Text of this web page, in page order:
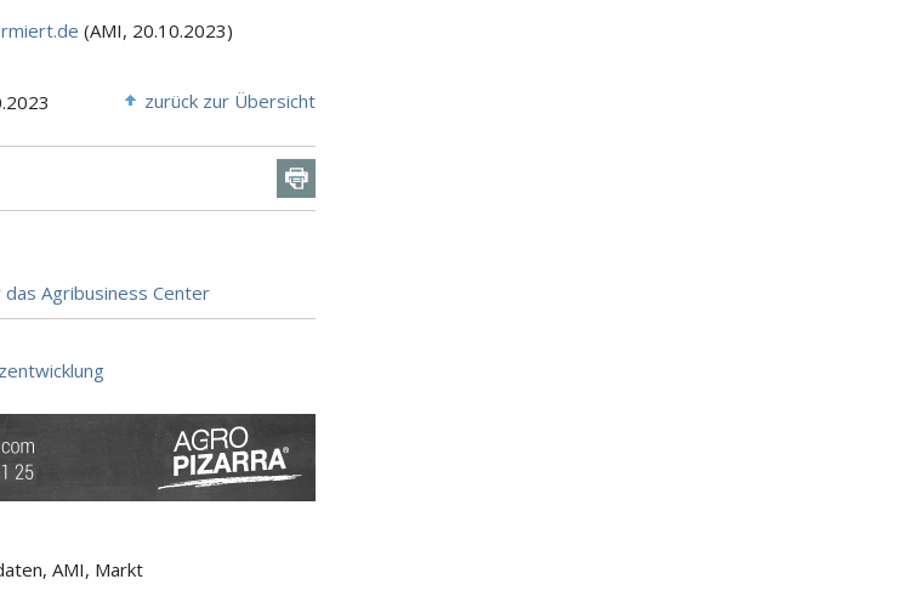
(AMI, 20.10.2023)
zurück zur Übersicht
Agribusiness Center
AMI, Markt